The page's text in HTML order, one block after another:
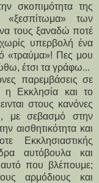
σκοπιμότητα της
των
τους ξαναδώ ποτέ
υπερβολή ένα
«τραύμα»! Πες μου
έτσι τα γράφω...
παρεμβάσεις σε
η Εκκλησία και το
στους κανόνες
, με σεβασμό στην
αισθητικότητα και
Εκκλησιαστικής
αυτόβουλα και
αυτό που βλέπουμε;
αρμόδιους και